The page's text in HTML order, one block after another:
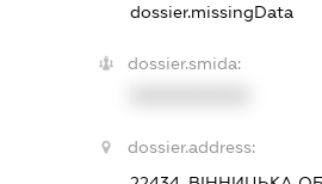
dossier.missingData
dossier.smida:
dossier.address: